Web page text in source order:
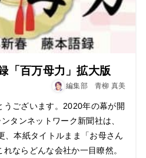
「百万母力」拡大版
編集部 青柳 真美
ございます。2020年の幕が開
タンネットワーク新聞社は、
、本紙タイトルまま「お母さん
ならどんな会社か一目瞭然。